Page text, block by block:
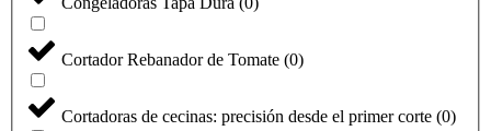
Cortador Rebanador de Tomate (0)
Cortadoras de cecinas: precisión desde el primer corte (0)